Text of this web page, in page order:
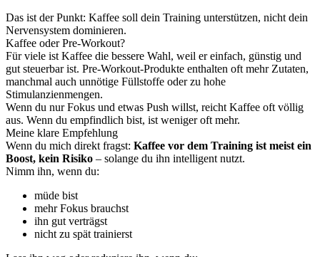
Das ist der Punkt: Kaffee soll dein Training unterstützen, nicht dein
Nervensystem dominieren.
Kaffee oder Pre-Workout?
Für viele ist Kaffee die bessere Wahl, weil er einfach, günstig und
gut steuerbar ist. Pre-Workout-Produkte enthalten oft mehr Zutaten,
manchmal auch unnötige Füllstoffe oder zu hohe
Stimulanzienmengen.
Wenn du nur Fokus und etwas Push willst, reicht Kaffee oft völlig
aus. Wenn du empfindlich bist, ist weniger oft mehr.
Meine klare Empfehlung
Wenn du mich direkt fragst: Kaffee vor dem Training ist meist ein
Boost, kein Risiko – solange du ihn intelligent nutzt.
Nimm ihn, wenn du:
müde bist
mehr Fokus brauchst
ihn gut verträgst
nicht zu spät trainierst